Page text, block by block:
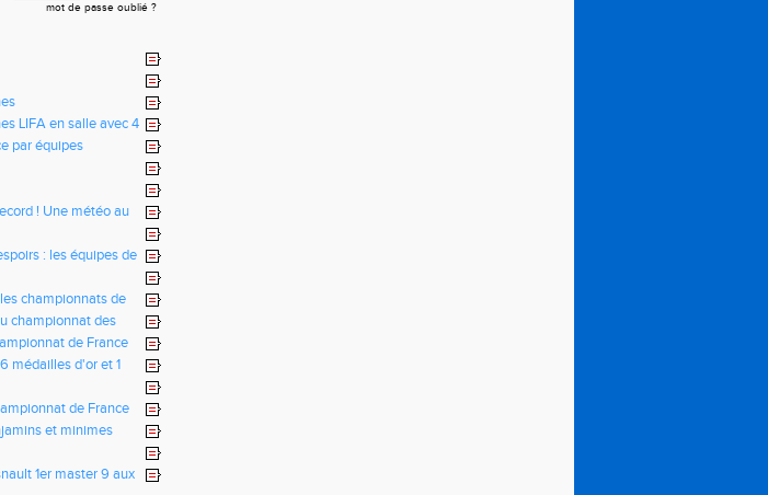
mot de passe oublié ?
LIFA en salle avec 4
par équipes
! Une météo au
: les équipes de
championnats de
championnat des
de France
médailles d'or et 1
de France
et minimes
1er master 9 aux